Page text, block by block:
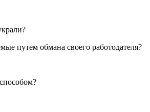
путем обмана своего работодателя?